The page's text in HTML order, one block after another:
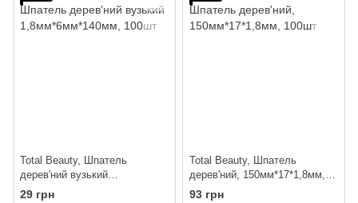
Total Beauty, Шпатель
дерев'ний вузький
1,8мм*6мм*140мм, 100шт
29 грн
Total Beauty, Шпатель
дерев'ний, 150мм*17*1,8мм,
100шт
93 грн